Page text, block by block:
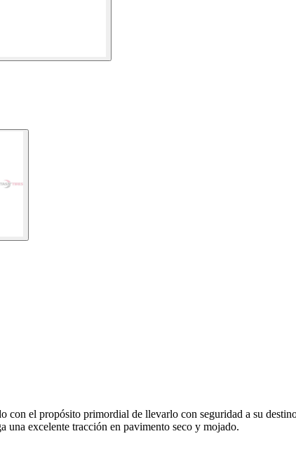
el propósito primordial de llevarlo con seguridad a su
excelente tracción en pavimento seco y mojado.